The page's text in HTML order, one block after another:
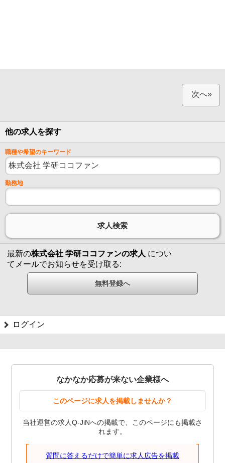
次へ»
他の求人を探す
職種や希望のキーワード
勤務地
最新の株式会社 学研ココファンの求人 につい
てメールでお知らせを受け取る:
ログイン
なかなか応募が来ない企業様へ
このページに求人を掲載しませんか？
当社運営の求人Q-JiNへの掲載で、このページにも掲載さ
れます。
質問に答えるだけで簡単に求人広告を掲載